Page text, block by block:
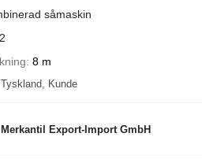
såmaskin
8 m
Tyskland, Kunde
Merkantil Export-Import GmbH